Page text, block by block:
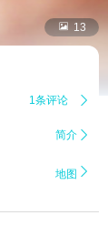
 13
1条评论 
简介 
地图 